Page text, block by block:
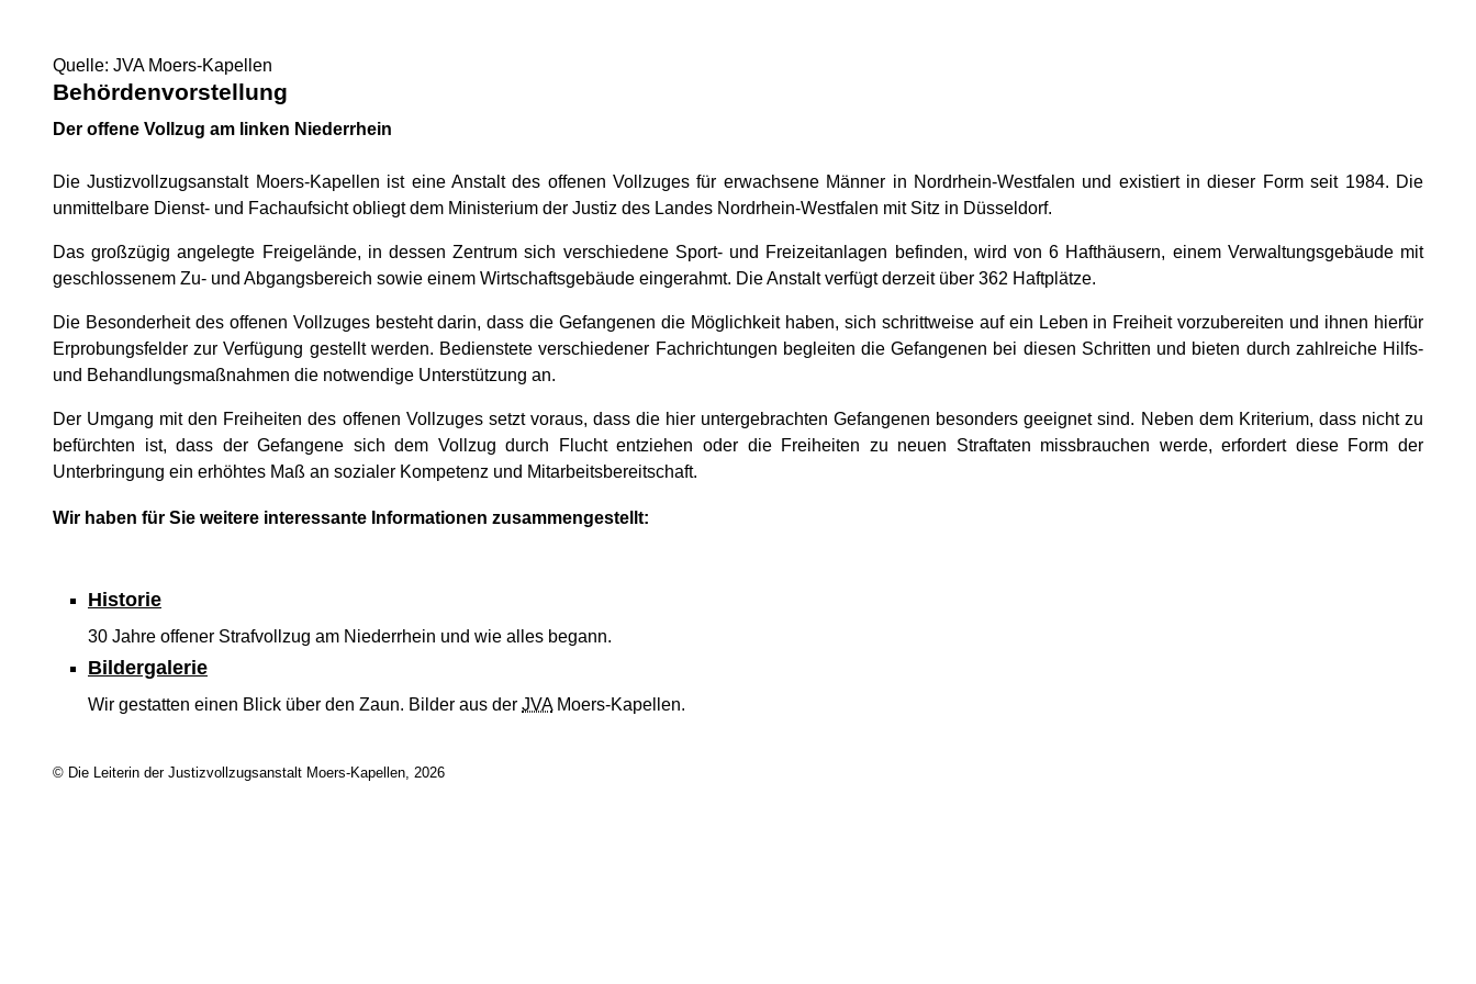
Quelle: JVA Moers-Kapellen
Behördenvorstellung
Der offene Vollzug am linken Niederrhein
Die Justizvollzugsanstalt Moers-Kapellen ist eine Anstalt des offenen Vollzuges für erwachsene Männer in Nordrhein-Westfalen und existiert in dieser Form seit 1984. Die
unmittelbare Dienst- und Fachaufsicht obliegt dem Ministerium der Justiz des Landes Nordrhein-Westfalen mit Sitz in Düsseldorf.
Das großzügig angelegte Freigelände, in dessen Zentrum sich verschiedene Sport- und Freizeitanlagen befinden, wird von 6 Hafthäusern, einem Verwaltungsgebäude mit
geschlossenem Zu- und Abgangsbereich sowie einem Wirtschaftsgebäude eingerahmt. Die Anstalt verfügt derzeit über 362 Haftplätze.
Die Besonderheit des offenen Vollzuges besteht darin, dass die Gefangenen die Möglichkeit haben, sich schrittweise auf ein Leben in Freiheit vorzubereiten und ihnen hierfür
Erprobungsfelder zur Verfügung gestellt werden. Bedienstete verschiedener Fachrichtungen begleiten die Gefangenen bei diesen Schritten und bieten durch zahlreiche Hilfs-
und Behandlungsmaßnahmen die notwendige Unterstützung an.
Der Umgang mit den Freiheiten des offenen Vollzuges setzt voraus, dass die hier untergebrachten Gefangenen besonders geeignet sind. Neben dem Kriterium, dass nicht zu
befürchten ist, dass der Gefangene sich dem Vollzug durch Flucht entziehen oder die Freiheiten zu neuen Straftaten missbrauchen werde, erfordert diese Form der
Unterbringung ein erhöhtes Maß an sozialer Kompetenz und Mitarbeitsbereitschaft.
Wir haben für Sie weitere interessante Informationen zusammengestellt:
Historie
30 Jahre offener Strafvollzug am Niederrhein und wie alles begann.
Bildergalerie
Wir gestatten einen Blick über den Zaun. Bilder aus der JVAMoers-Kapellen.
© Die Leiterin der Justizvollzugsanstalt Moers-Kapellen, 2026